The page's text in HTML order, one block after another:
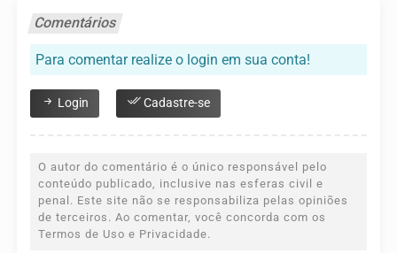
Comentários
Para comentar realize o login em sua conta!
Login Cadastre-se
O autor do comentário é o único responsável pelo
conteúdo publicado, inclusive nas esferas civil e
penal. Este site não se responsabiliza pelas opiniões
de terceiros. Ao comentar, você concorda com os
Termos de Uso e Privacidade.